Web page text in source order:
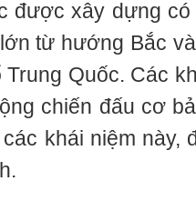
được xây dựng
từ hướng Bắc
Quốc. Các
chiến đấu cơ
khái niệm này,